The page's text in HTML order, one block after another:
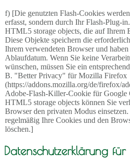
f) [Die genutzten Flash-Cookies
erfasst, sondern durch Ihr Flash-Plug-
HTML5 storage objects, die auf Ihrem
Diese Objekte speichern die
Ihrem verwendeten Browser und
Ablaufdatum. Wenn Sie keine
wünschen, müssen Sie ein
B. "Better Privacy" für Mozilla Firefox
(https://addons.mozilla.org/de/firefox/
Adobe-Flash-Killer-Cookie für Google
HTML5 storage objects können Sie
Browser den privaten Modus
regelmäßig Ihre Cookies und den
löschen.]
Datenschutzerklärung für